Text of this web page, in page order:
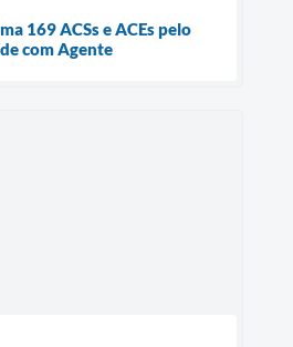
169 ACSs e ACEs pelo
com Agente